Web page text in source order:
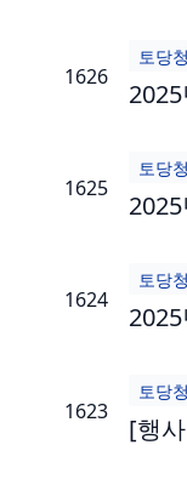
1626
토당
1625
토당
1624
토당
1623
토당
[행